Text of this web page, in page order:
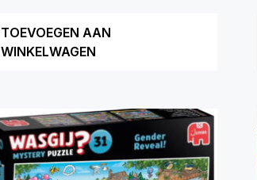
TOEVOEGEN AAN
WINKELWAGEN